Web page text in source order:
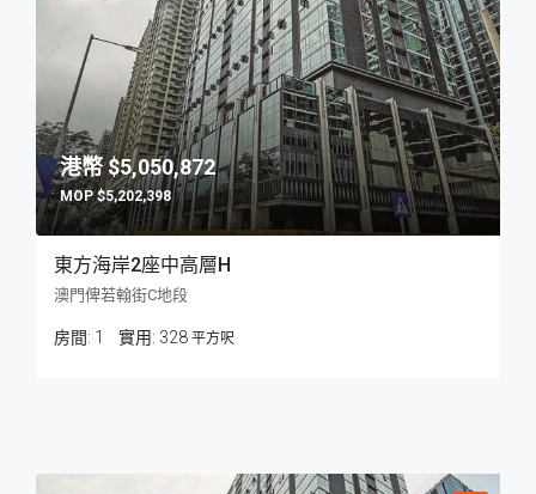
$5,050,872
$5,202,398
東方海岸2座中高層H
澳門俾若翰街C地段
房間: 1 328 平方呎